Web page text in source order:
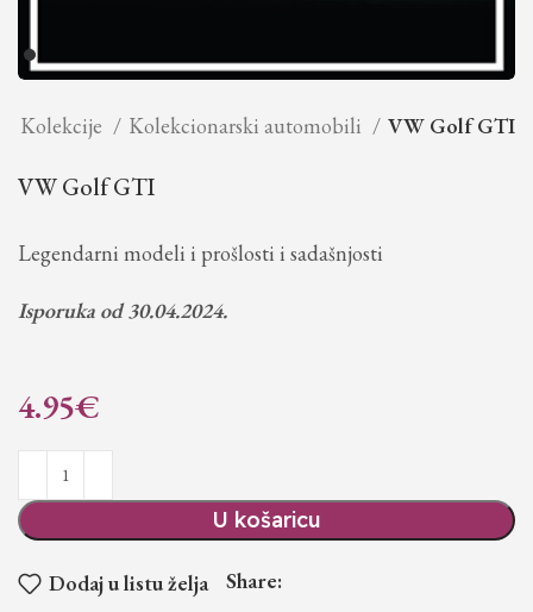
Kolekcije Kolekcionarski automobili VW Golf GTI
VW Golf GTI
Legendarni modeli i prošlosti i sadašnjosti
Isporuka od 30.04.2024.
4.95€
U košaricu
Dodaj u listu želja Share: